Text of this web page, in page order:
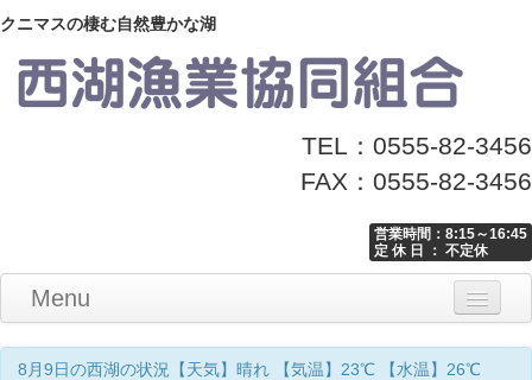
クニマスの棲む自然豊かな湖
TEL：0555-82-3456
FAX：0555-82-3456
営業時間：8:15～16:45
定 休 日 ： 不定休
Menu
Home
釣り情報
マナーとお願い
クニマス展示館
漁協からのお知らせ
お問い合わせ
8月9日の西湖の状況【天気】晴れ 【気温】23℃ 【水温】26℃